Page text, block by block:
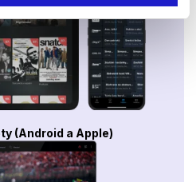
(Android a Apple)